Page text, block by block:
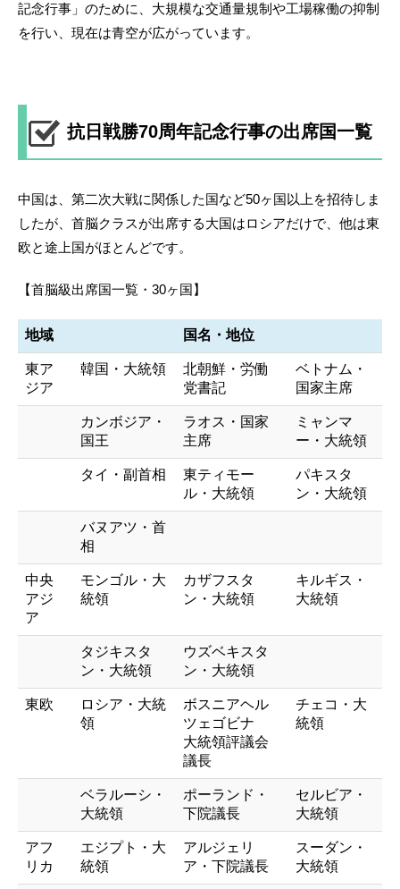
記念行事」のために、大規模な交通量規制や工場稼働の抑制
を行い、現在は青空が広がっています。
抗日戦勝70周年記念行事の出席国一覧
中国は、第二次大戦に関係した国など50ヶ国以上を招待しま
したが、首脳クラスが出席する大国はロシアだけで、他は東
欧と途上国がほとんどです。
【首脳級出席国一覧・30ヶ国】
地域 国名・地位
東ア
ジア
韓国・大統領
北朝鮮・労働
党書記
ベトナム・
国家主席
カンボジア・
国王
ラオス・国家
主席
ミャンマ
ー・大統領
タイ・副首相
東ティモー
ル・大統領
パキスタ
ン・大統領
バヌアツ・首
相
中央
アジ
ア
モンゴル・大
統領
カザフスタ
ン・大統領
キルギス・
大統領
タジキスタ
ン・大統領
ウズベキスタ
ン・大統領
東欧
ロシア・大統
領
ボスニアヘル
ツェゴビナ
大統領評議会
議長
チェコ・大
統領
ベラルーシ・
大統領
ポーランド・
下院議長
セルビア・
大統領
アフ
リカ
エジプト・大
統領
アルジェリ
ア・下院議長
スーダン・
大統領